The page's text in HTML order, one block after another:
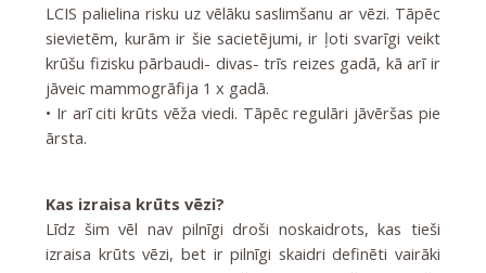
LCIS palielina risku uz vēlāku saslimšanu ar vēzi. Tāpēc
sievietēm, kurām ir šie sacietējumi, ir ļoti svarīgi veikt
krūšu fizisku pārbaudi- divas- trīs reizes gadā, kā arī ir
jāveic mammogrāfija 1 x gadā.
• Ir arī citi krūts vēža viedi. Tāpēc regulāri jāvēršas pie
ārsta.
Kas izraisa krūts vēzi?
Līdz šim vēl nav pilnīgi droši noskaidrots, kas tieši
izraisa krūts vēzi, bet ir pilnīgi skaidri definēti vairāki